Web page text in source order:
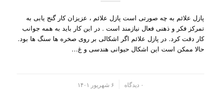
پازل علائم به چه صورتی است پازل علائم ، عزیزان کار گنج یابی به
تمرکز فکر و ذهنی فعال نیازمند است . در این کار باید به همه جوانب
کار دقت کرد. در پازل علائم اگر اشکالی بر روی صخره ها سنگ ها بود.
حالا ممکن است این اشکال حیوانی هندسی و غ…
۰ دیدگاه ۶ شهریور ۱۴۰۱